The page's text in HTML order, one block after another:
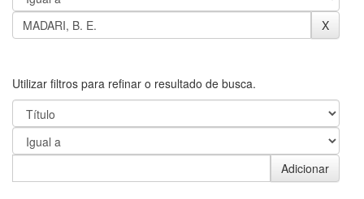
Utilizar filtros para refinar o resultado de busca.